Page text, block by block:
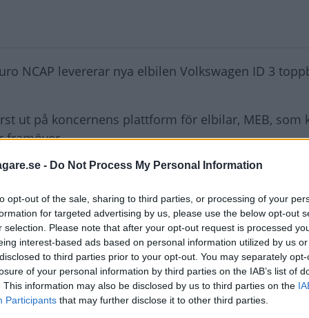
- Do Not Process My Personal Information
opt-out of the sale, sharing to third parties, or processing of your
for targeted advertising by us, please use the below opt-out
selection. Please note that after your opt-out request is processed
interest-based ads based on personal information utilized by us
to third parties prior to your opt-out. You may separately
of your personal information by third parties on the IAB’s list of
This information may also be disclosed by us to third parties on the
Participants that may further disclose it to other third parties.
NCAP levererar nya elbilen Volkswagen ID 3
ut på koncernens plattform för elbilar, MEB, som
framöver.
för både vuxna (med betyget 87 procent), barn (89
krockkudde för att förare och passagerare
sätt som Toyota Yaris som fick toppbetyg hos
säkerhetssystemen fungerar och hur bra de
betyget 88 procent.